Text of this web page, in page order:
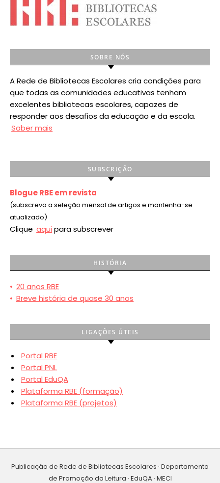
SOBRE NÓS
A Rede de Bibliotecas Escolares cria condições para
que todas as comunidades educativas tenham
excelentes bibliotecas escolares, capazes de
responder aos desafios da educação e da escola.
Saber mais
SUBSCRIÇÃO
Blogue RBE em revista
(subscreva a seleção mensal de artigos e mantenha-se
atualizado)
Clique aqui para subscrever
HISTÓRIA
• 20 anos RBE
• Breve história de quase 30 anos
LIGAÇÕES ÚTEIS
Portal RBE
Portal PNL
Portal EduQA
Plataforma RBE (formação)
Plataforma RBE (projetos)
Publicação de Rede de Bibliotecas Escolares · Departamento
de Promoção da Leitura · EduQA · MECI